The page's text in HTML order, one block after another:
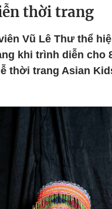
thời trang
Vũ Lê Thư thể
khi trình diễn cho
thời trang Asian